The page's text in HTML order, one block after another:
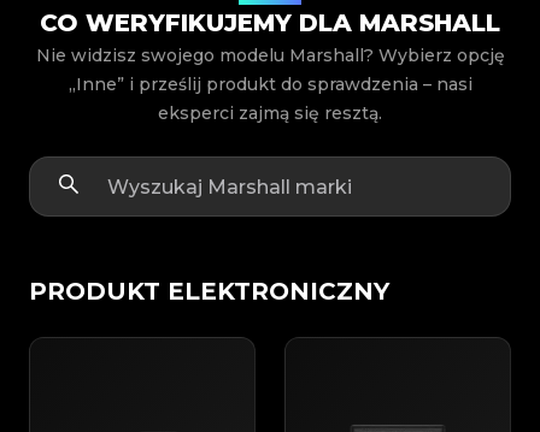
CO WERYFIKUJEMY DLA MARSHALL
Nie widzisz swojego modelu Marshall? Wybierz opcję
„Inne” i prześlij produkt do sprawdzenia – nasi
eksperci zajmą się resztą.
PRODUKT ELEKTRONICZNY